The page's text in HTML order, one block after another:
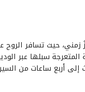
حيث تسافر الروح
سبلها عبر
أربع ساعات من السير